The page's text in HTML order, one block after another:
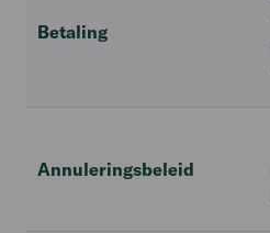
Betaling
Annuleringsbeleid